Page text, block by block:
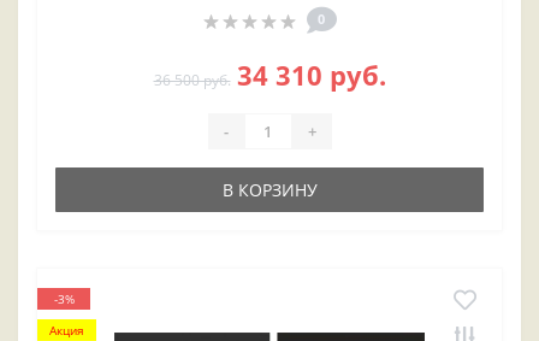
0
36 500 руб. 34 310 руб.
- +
В КОРЗИНУ
-3%
Акция